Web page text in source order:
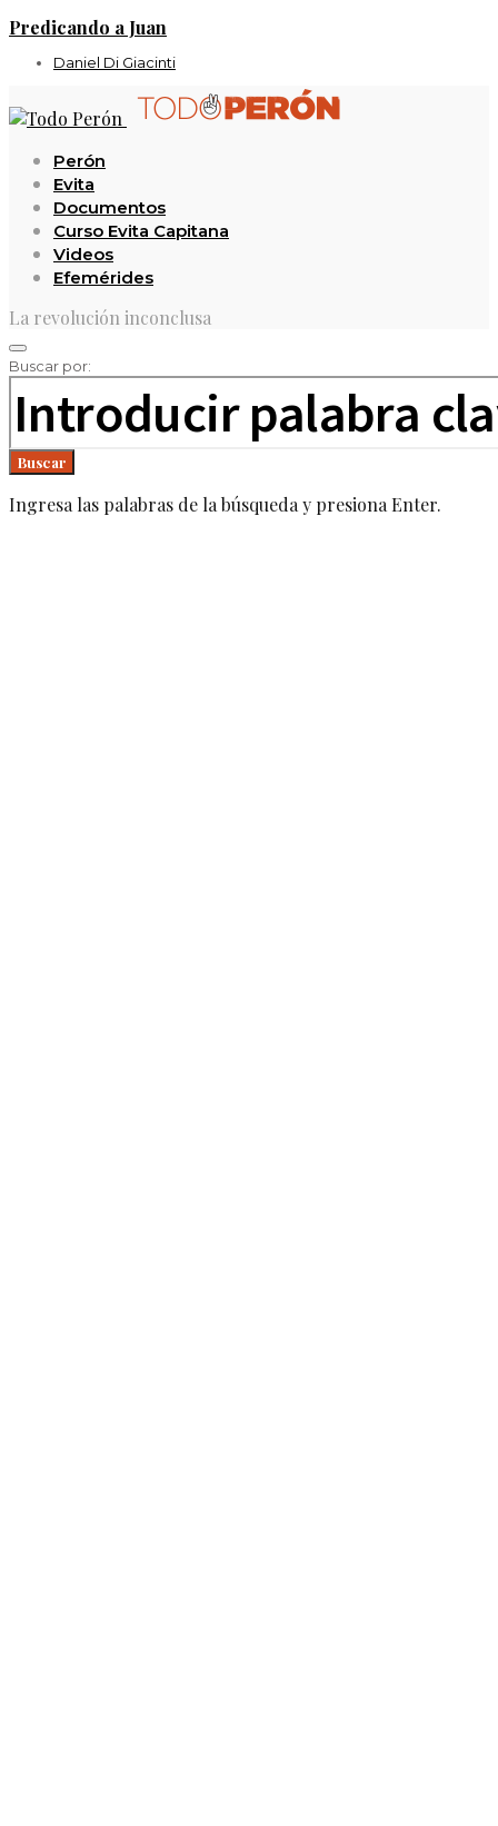
Predicando a Juan
Daniel Di Giacinti
Perón
Evita
Documentos
Curso Evita Capitana
Videos
Efemérides
La revolución inconclusa
Buscar por:
Buscar
Ingresa las palabras de la búsqueda y presiona Enter.